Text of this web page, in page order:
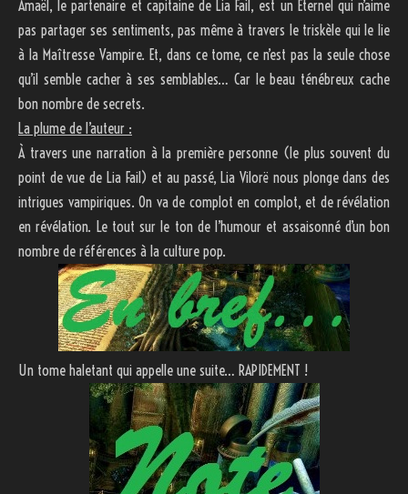
Amaël, le partenaire et capitaine de Lia Fail, est un Éternel qui n’aime
pas partager ses sentiments, pas même à travers le triskèle qui le lie
à la Maîtresse Vampire. Et, dans ce tome, ce n’est pas la seule chose
qu’il semble cacher à ses semblables… Car le beau ténébreux cache
bon nombre de secrets.
La plume de l’auteur :
À travers une narration à la première personne (le plus souvent du
point de vue de Lia Fail) et au passé, Lia Vilorë nous plonge dans des
intrigues vampiriques. On va de complot en complot, et de révélation
en révélation. Le tout sur le ton de l’humour et assaisonné d’un bon
nombre de références à la culture pop.
Un tome haletant qui appelle une suite… RAPIDEMENT !